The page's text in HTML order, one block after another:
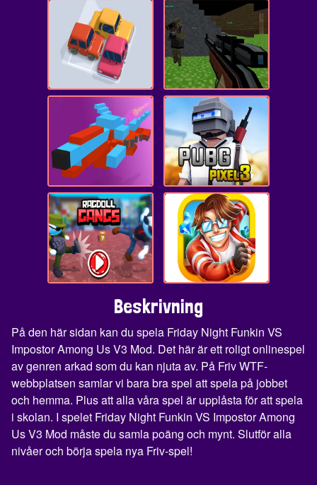
Beskrivning
På den här sidan kan du spela Friday Night Funkin VS
Impostor Among Us V3 Mod. Det här är ett roligt onlinespel
av genren arkad som du kan njuta av. På Friv WTF-
webbplatsen samlar vi bara bra spel att spela på jobbet
och hemma. Plus att alla våra spel är upplåsta för att spela
i skolan. I spelet Friday Night Funkin VS Impostor Among
Us V3 Mod måste du samla poäng och mynt. Slutför alla
nivåer och börja spela nya Friv-spel!